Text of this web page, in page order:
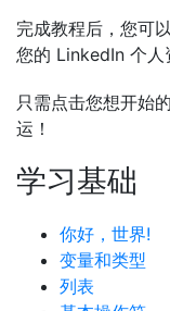
完成教程后，您可
您的 LinkedIn 个人
只需点击您想开始
运！
学习基础
你好，世界!
变量和类型
列表